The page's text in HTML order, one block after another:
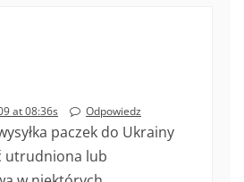
at 08:36s Odpowiedz
paczek do Ukrainy
utrudniona lub